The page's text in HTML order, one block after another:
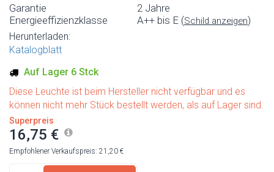
Garantie
2 Jahre
Energieeffizienzklasse
A++ bis E (Schild anzeigen)
Herunterladen:
Katalogblatt
Auf Lager 6 Stck
Diese Leuchte ist beim Hersteller nicht verfügbar und es
können nicht mehr Stück bestellt werden, als auf Lager sind.
Superpreis
16,75 €
Empfohlener Verkaufspreis: 21,20 €